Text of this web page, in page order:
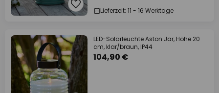
Lieferzeit: 11 - 16 Werktage
LED-Solarleuchte Aston Jar, Höhe 20
cm, klar/braun, IP44
104,90 €